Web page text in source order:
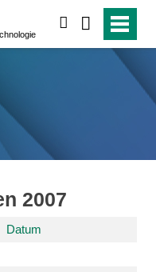
2007
Datum